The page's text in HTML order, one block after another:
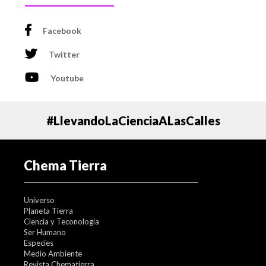
Facebook
Twitter
Youtube
#LlevandoLaCienciaALasCalles
Chema Tierra
Universo
Planeta Tierra
Ciencia y Teconología
Ser Humano
Especies
Medio Ambiente